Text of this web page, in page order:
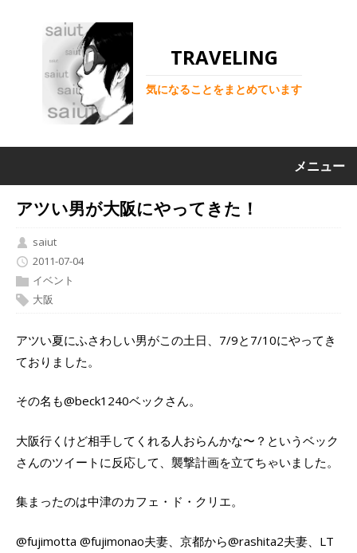
TRAVELING
気になることをまとめています
メニュー
アツい男が大阪にやってきた！
saiut
2011-07-04
イベント
大阪
アツい夏にふさわしい男がこの土日、7/9と7/10にやってき
ておりました。
その名も@beck1240ベックさん。
大阪行くけど相手してくれる人おらんかな〜？というベック
さんのツイートに反応して、襲撃計画を立てちゃいました。
集まったのは中津のカフェ・ド・クリエ。
@fujimotta @fujimonao夫妻、京都から@rashita2夫妻、LT